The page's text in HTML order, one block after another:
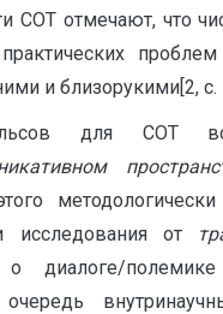
СОТ отмечают, что
и близорукими[2, с.
для СОТ
исследования от
диалоге/полемике